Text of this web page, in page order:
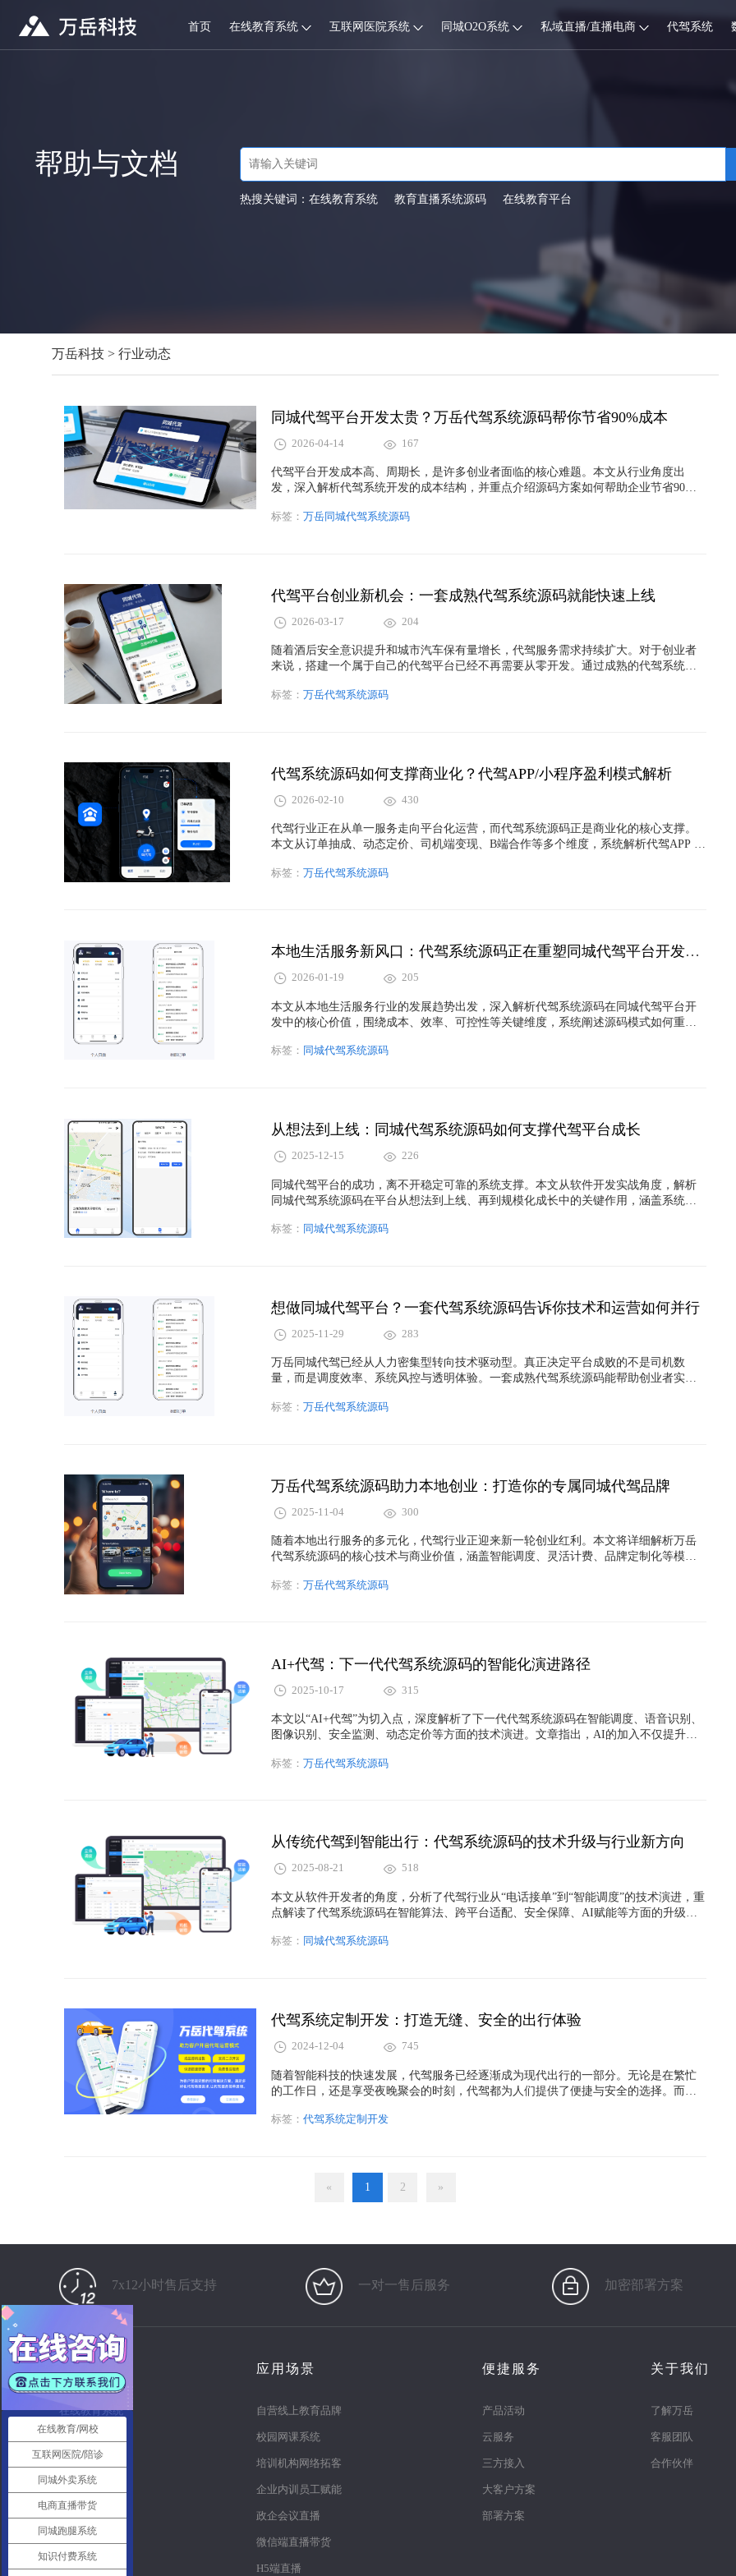
首页 在线教育系统 互联网医院系统 同城O2O系统 私域直播/直播电商 代驾系统
帮助与文档
热搜关键词： 在线教育系统 教育直播系统源码 在线教育平台
万岳科技> 行业动态
同城代驾平台开发太贵？万岳代驾系统源码帮你节省90%成本
2026-04-14 167
代驾平台开发成本高、周期长，是许多创业者面临的核心难题。本文从行业角度出
发，深入解析代驾系统开发的成本结构，并重点介绍源码方案如何帮助企业节省90%
助读者低成本搭建属于自己的代驾平台，实现业务快速落地与增长。
标签：万岳同城代驾系统源码
代驾平台创业新机会：一套成熟代驾系统源码就能快速上线
2026-03-17 204
随着酒后安全意识提升和城市汽车保有量增长，代驾服务需求持续扩大。对于创业者
来说，搭建一个属于自己的代驾平台已经不再需要从零开发。通过成熟的代驾系统源
和灵活计费等核心功能，大幅降低技术门槛与开发成本。本文从行业趋势、系统架构
标签：万岳代驾系统源码
代驾系统源码如何支撑商业化？代驾APP/小程序盈利模式解析
2026-02-10 430
代驾行业正在从单一服务走向平台化运营，而代驾系统源码正是商业化的核心支撑。
本文从订单抽成、动态定价、司机端变现、B端合作等多个维度，系统解析代驾APP /
影响，适合正在布局代驾项目的创业者与平台方参考。
标签：万岳代驾系统源码
本地生活服务新风口：代驾系统源码正在重塑同城代驾平台开发模式
2026-01-19 205
本文从本地生活服务行业的发展趋势出发，深入解析代驾系统源码在同城代驾平台开
发中的核心价值，围绕成本、效率、可控性等关键维度，系统阐述源码模式如何重塑
晰可落地的技术与商业路径。
标签： 同城代驾系统源码
从想法到上线：同城代驾系统源码如何支撑代驾平台成长
2025-12-15 226
同城代驾平台的成功，离不开稳定可靠的系统支撑。本文从软件开发实战角度，解析
同城代驾系统源码在平台从想法到上线、再到规模化成长中的关键作用，涵盖系统架
价值。
标签： 同城代驾系统源码
想做同城代驾平台？一套代驾系统源码告诉你技术和运营如何并行
2025-11-29 283
万岳同城代驾已经从人力密集型转向技术驱动型。真正决定平台成败的不是司机数
量，而是调度效率、系统风控与透明体验。一套成熟代驾系统源码能帮助创业者实现
标签：万岳代驾系统源码
​万岳代驾系统源码助力本地创业：打造你的专属同城代驾品牌
2025-11-04 300
随着本地出行服务的多元化，代驾行业正迎来新一轮创业红利。本文将详细解析万岳
代驾系统源码的核心技术与商业价值，涵盖智能调度、灵活计费、品牌定制化等模
落地方案。
标签：万岳代驾系统源码
AI+代驾：下一代代驾系统源码的智能化演进路径
2025-10-17 315
本文以“AI+代驾”为切入点，深度解析了下一代代驾系统源码在智能调度、语音识别、
图像识别、安全监测、动态定价等方面的技术演进。文章指出，AI的加入不仅提升了
将不止是工具，而是智慧出行的重要入口，成为推动代驾行业智能化升级的关键引
标签：万岳代驾系统源码
从传统代驾到智能出行：代驾系统源码的技术升级与行业新方向
2025-08-21 518
本文从软件开发者的角度，分析了代驾行业从“电话接单”到“智能调度”的技术演进，重
点解读了代驾系统源码在智能算法、跨平台适配、安全保障、AI赋能等方面的升级亮
智能交通、车联网、AI助手融合的未来趋势。对于想要布局代驾平台或升级系统的企
标签： 同城代驾系统源码
代驾系统定制开发：打造无缝、安全的出行体验
2024-12-04 745
随着智能科技的快速发展，代驾服务已经逐渐成为现代出行的一部分。无论是在繁忙
的工作日，还是享受夜晚聚会的时刻，代驾都为人们提供了便捷与安全的选择。而随
来提升服务质量、优化用户体验，并确保运营效率，已成为许多企业关注的重点。
标签：代驾系统定制开发
« 1 2 »
7x12小时售后支持 一对一售后服务 加密部署方案
在线教育系统
知识付费系统
电商直播系统
同城o2o
同城跑腿
智慧党建系统
应用场景
自营线上教育品牌
校园网课系统
培训机构网络拓客
企业内训员工赋能
政企会议直播
微信端直播带货
H5端直播
便捷服务
产品活动
云服务
三方接入
大客户方案
部署方案
关于我们
了解万岳
客服团队
合作伙伴
在线教育/网校
互联网医院/陪诊
同城外卖系统
电商直播带货
同城跑腿系统
知识付费系统